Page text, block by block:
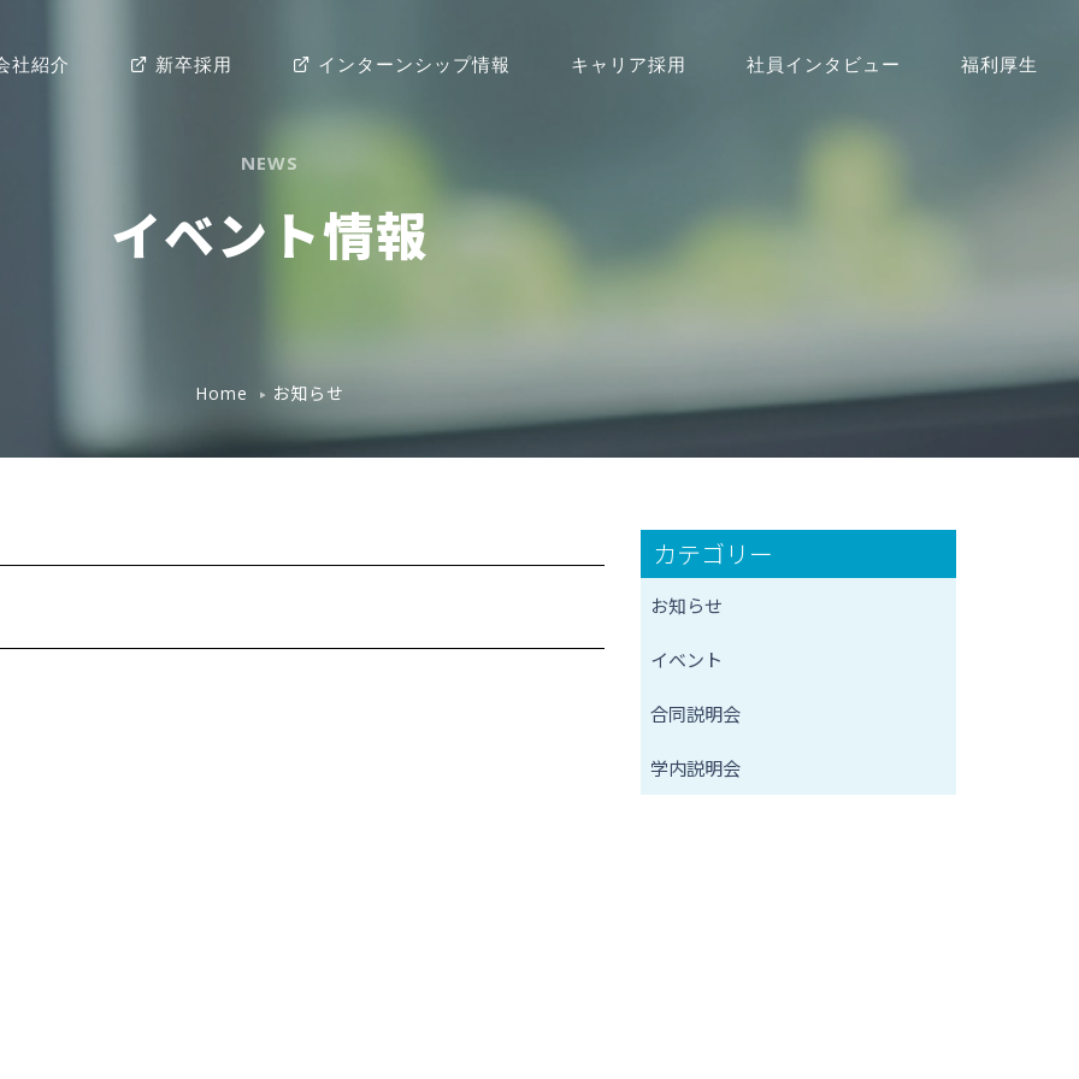
社紹介 新卒採用 インターンシップ情報 キャリア採用 社員インタビュー 福利厚生
NEWS
イベント情報
Home お知らせ
カテゴリー
お知らせ
イベント
合同説明会
学内説明会